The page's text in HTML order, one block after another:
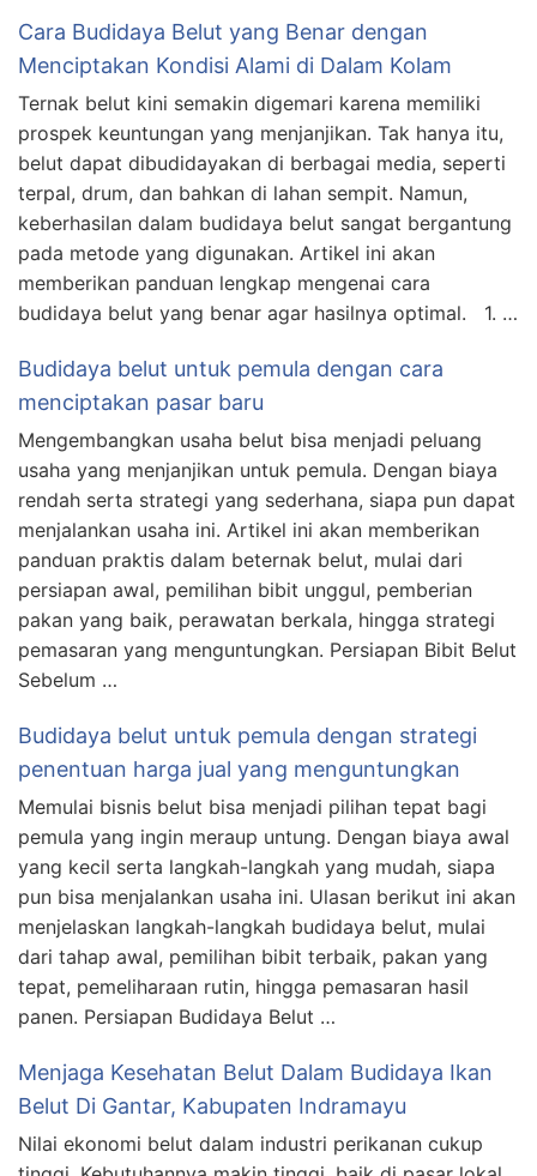
Cara Budidaya Belut yang Benar dengan
Menciptakan Kondisi Alami di Dalam Kolam
Ternak belut kini semakin digemari karena memiliki
prospek keuntungan yang menjanjikan. Tak hanya itu,
belut dapat dibudidayakan di berbagai media, seperti
terpal, drum, dan bahkan di lahan sempit. Namun,
keberhasilan dalam budidaya belut sangat bergantung
pada metode yang digunakan. Artikel ini akan
memberikan panduan lengkap mengenai cara
budidaya belut yang benar agar hasilnya optimal. 1. …
Budidaya belut untuk pemula dengan cara
menciptakan pasar baru
Mengembangkan usaha belut bisa menjadi peluang
usaha yang menjanjikan untuk pemula. Dengan biaya
rendah serta strategi yang sederhana, siapa pun dapat
menjalankan usaha ini. Artikel ini akan memberikan
panduan praktis dalam beternak belut, mulai dari
persiapan awal, pemilihan bibit unggul, pemberian
pakan yang baik, perawatan berkala, hingga strategi
pemasaran yang menguntungkan. Persiapan Bibit Belut
Sebelum …
Budidaya belut untuk pemula dengan strategi
penentuan harga jual yang menguntungkan
Memulai bisnis belut bisa menjadi pilihan tepat bagi
pemula yang ingin meraup untung. Dengan biaya awal
yang kecil serta langkah-langkah yang mudah, siapa
pun bisa menjalankan usaha ini. Ulasan berikut ini akan
menjelaskan langkah-langkah budidaya belut, mulai
dari tahap awal, pemilihan bibit terbaik, pakan yang
tepat, pemeliharaan rutin, hingga pemasaran hasil
panen. Persiapan Budidaya Belut …
Menjaga Kesehatan Belut Dalam Budidaya Ikan
Belut Di Gantar, Kabupaten Indramayu
Nilai ekonomi belut dalam industri perikanan cukup